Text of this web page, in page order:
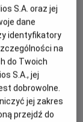
Minimalny
wiek
Od 15 lat
S.A. oraz jej
dane
identyfikatory
na
do Twoich
S.A., jej
dobrowolne.
jej zakres
przejdź do